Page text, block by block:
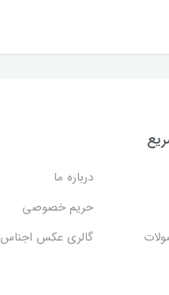
درباره ما
حریم خصوصی
گالری عکس اجناس